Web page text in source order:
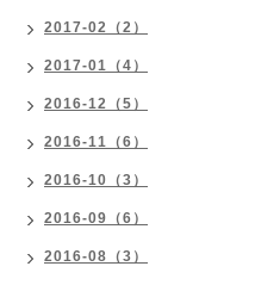
2017-02（2）
2017-01（4）
2016-12（5）
2016-11（6）
2016-10（3）
2016-09（6）
2016-08（3）